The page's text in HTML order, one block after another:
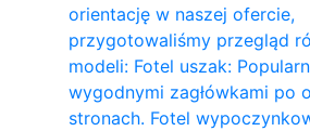
orientację w naszej ofercie,
przygotowaliśmy przegląd
modeli: Fotel uszak:
wygodnymi zagłówkami po
stronach. Fotel